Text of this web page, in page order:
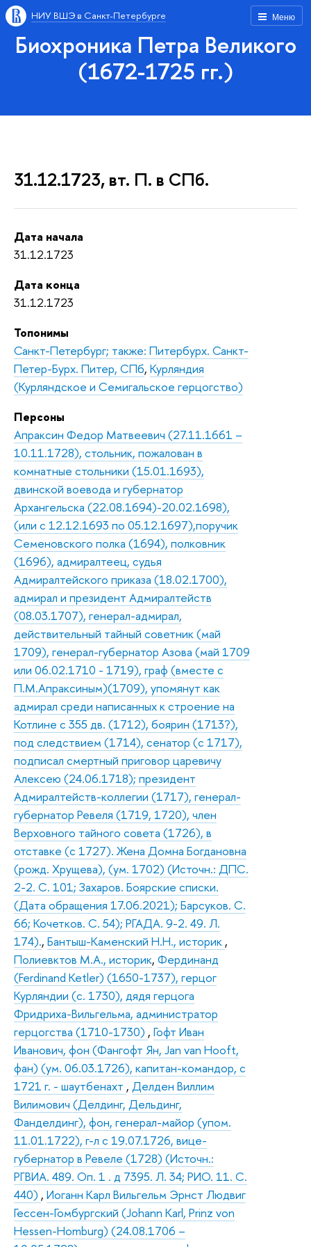
Меню
НИУ ВШЭ в Санкт-Петербурге
Биохроника Петра Великого
(1672-1725 гг.)
31.12.1723, вт. П. в СПб.
Дата начала
31.12.1723
Дата конца
31.12.1723
Топонимы
Санкт-Петербург; также: Питербурх. Санкт-
Петер-Бурх. Питер, СПб, Курляндия
(Курляндское и Семигальское герцогство)
Персоны
Апраксин Федор Матвеевич (27.11.1661 –
10.11.1728), стольник, пожалован в
комнатные стольники (15.01.1693),
двинской воевода и губернатор
Архангельска (22.08.1694)-20.02.1698),
(или с 12.12.1693 по 05.12.1697),поручик
Семеновского полка (1694), полковник
(1696), адмиралтеец, судья
Адмиралтейского приказа (18.02.1700),
адмирал и президент Адмиралтейств
(08.03.1707), генерал-адмирал,
действительный тайный советник (май
1709), генерал-губернатор Азова (май 1709
или 06.02.1710 - 1719), граф (вместе с
П.М.Апраксиным)(1709), упомянут как
адмирал среди написанных к строение на
Котлине с 355 дв. (1712), боярин (1713?),
под следствием (1714), сенатор (с 1717),
подписал смертный приговор царевичу
Алексею (24.06.1718); президент
Адмиралтейств-коллегии (1717), генерал-
губернатор Ревеля (1719, 1720), член
Верховного тайного совета (1726), в
отставке (с 1727). Жена Домна Богдановна
(рожд. Хрущева), (ум. 1702) (Источн.: ДПС.
2-2. С. 101; Захаров. Боярские списки.
(Дата обращения 17.06.2021); Барсуков. С.
66; Кочетков. С. 54); РГАДА. 9-2. 49. Л.
174)., Бантыш-Каменский Н.Н., историк ,
Полиевктов М.А., историк, Фердинанд
(Ferdinand Ketler) (1650-1737), герцог
Курляндии (с. 1730), дядя герцога
Фридриха-Вильгельма, администратор
герцогства (1710-1730) , Гофт Иван
Иванович, фон (Фангофт Ян, Jan van Hooft,
фан) (ум. 06.03.1726), капитан-командор, с
1721 г. - шаутбенахт , Делден Виллим
Вилимович (Делдинг, Дельдинг,
Фанделдинг), фон, генерал-майор (упом.
11.01.1722), г-л с 19.07.1726, вице-
губернатор в Ревеле (1728) (Источн.:
РГВИА. 489. Оп. 1 . д 7395. Л. 34; РИО. 11. С.
440) , Иоганн Карл Вильгельм Эрнст Людвиг
Гессен-Гомбургский (Johann Karl, Prinz von
Hessen-Homburg) (24.08.1706 –